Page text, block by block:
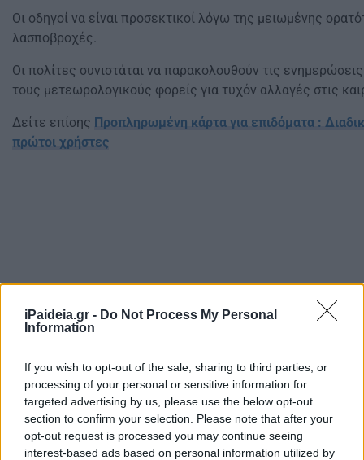
iPaideia.gr - Do Not Process My Personal
Information
If you wish to opt-out of the sale, sharing to third parties, or
processing of your personal or sensitive information for
targeted advertising by us, please use the below opt-out
section to confirm your selection. Please note that after your
opt-out request is processed you may continue seeing
interest-based ads based on personal information utilized by
Οι οδηγοί να είναι προσεκτικοί λόγω της μειωμένης
λασποβροχές.​
Οι πολίτες συνιστάται να παρακολουθούν τις
τους μετεωρολογικούς φορείς για τυχόν αλλαγές στις
Δείτε επίσης Προπληρωμένη κάρτα για επιδόματα :
πρώτοι χρήστες